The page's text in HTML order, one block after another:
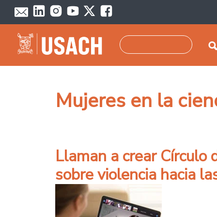
Pasar al contenido principal
Mujeres en la
Llaman a crear
sobre violencia hacia